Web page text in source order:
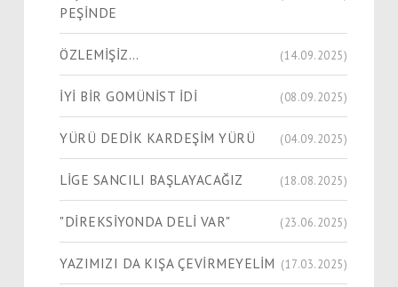
PEŞİNDE
ÖZLEMİŞİZ… (14.09.2025)
İYİ BİR GOMÜNİST İDİ (08.09.2025)
YÜRÜ DEDİK KARDEŞİM YÜRÜ (04.09.2025)
LİGE SANCILI BAŞLAYACAĞIZ (18.08.2025)
"DİREKSİYONDA DELİ VAR" (23.06.2025)
YAZIMIZI DA KIŞA ÇEVİRMEYELİM (17.03.2025)